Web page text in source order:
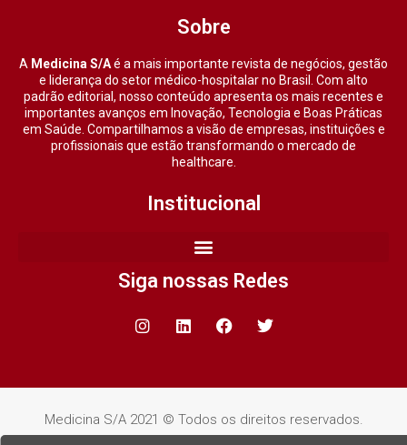
Sobre
A Medicina S/Aé a mais importante revista de negócios, gestão
e liderança do setor médico-hospitalar no Brasil. Com alto
padrão editorial, nosso conteúdo apresenta os mais recentes e
importantes avanços em Inovação, Tecnologia e Boas Práticas
em Saúde. Compartilhamos a visão de empresas, instituições e
profissionais que estão transformando o mercado de
healthcare.
Institucional
Siga nossas Redes
Medicina S/A 2021 © Todos os direitos reservados.